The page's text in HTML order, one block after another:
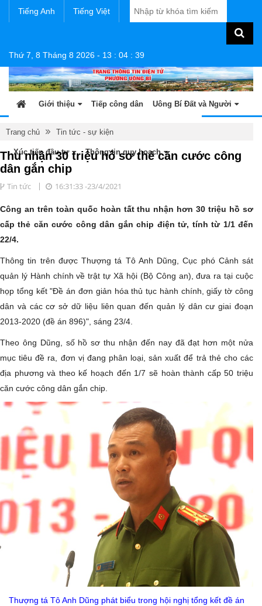
Tiếng Anh Tiếng Việt
Thứ 7, 8 Tháng 8 2026 - 13 : 04 : 39
Giới thiệu Tiếp công dân Uông Bí Đất và Người
Tin tức - sự kiện Sản phẩm OCOP
Xúc tiến đầu tư Thông tin quy hoạch
Trang chủ Tin tức - sự kiện
Thu nhận 30 triệu hồ sơ thẻ căn cước công
dân gắn chip
Tin tức 16:31:33 -23/4/2021
Công an trên toàn quốc hoàn tất thu nhận hơn 30 triệu hồ sơ
cấp thẻ căn cước công dân gắn chip điện tử, tính từ 1/1 đến
22/4.
Thông tin trên được Thượng tá Tô Anh Dũng, Cục phó Cảnh sát
quản lý Hành chính về trật tự Xã hội (Bộ Công an), đưa ra tại cuộc
họp tổng kết "Đề án đơn giản hóa thủ tục hành chính, giấy tờ công
dân và các cơ sở dữ liệu liên quan đến quản lý dân cư giai đoạn
2013-2020 (đề án 896)", sáng 23/4.
Theo ông Dũng, số hồ sơ thu nhận đến nay đã đạt hơn một nửa
mục tiêu đề ra, đơn vị đang phân loại, sản xuất để trả thẻ cho các
địa phương và theo kế hoạch đến 1/7 sẽ hoàn thành cấp 50 triệu
căn cước công dân gắn chip.
Thượng tá Tô Anh Dũng phát biểu trong hội nghị tổng kết đề án